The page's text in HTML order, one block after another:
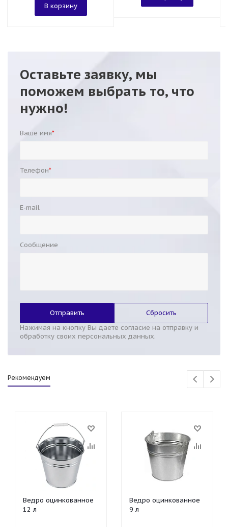
В корзину
Оставьте заявку, мы
поможем выбрать то, что
нужно!
Ваше имя*
Телефон*
E-mail
Сообщение
Отправить
Сбросить
Нажимая на кнопку Вы даете согласие на отправку и
обработку своих персональных данных.
Рекомендуем
Ведро оцинкованное
12 л
Ведро оцинкованное
9 л